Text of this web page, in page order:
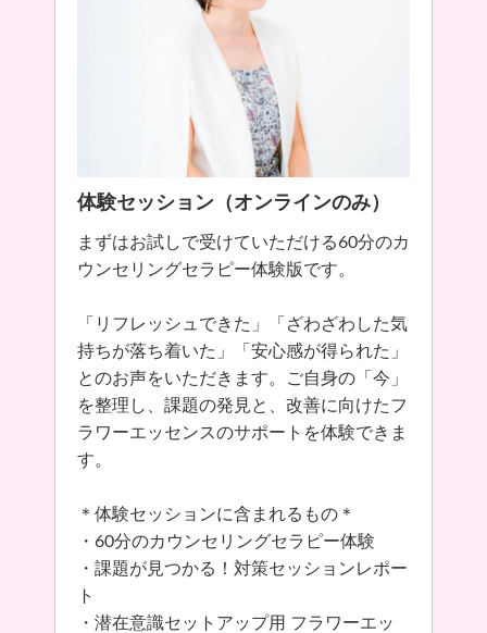
体験セッション（オンラインのみ）
まずはお試しで受けていただける60分のカ
ウンセリングセラピー体験版です。
「リフレッシュできた」「ざわざわした気
持ちが落ち着いた」「安心感が得られた」
とのお声をいただきます。ご自身の「今」
を整理し、課題の発見と、改善に向けたフ
ラワーエッセンスのサポートを体験できま
す。
＊体験セッションに含まれるもの＊
・60分のカウンセリングセラピー体験
・課題が見つかる！対策セッションレポー
ト
・潜在意識セットアップ用 フラワーエッ